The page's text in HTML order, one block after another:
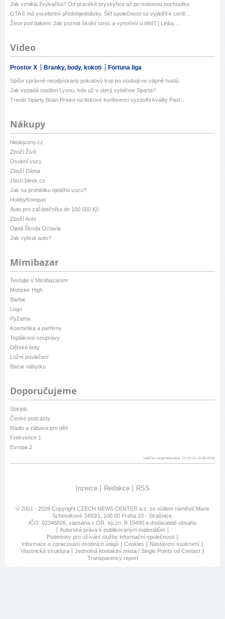
Jak vznikla žvýkačka? Od pravěké pryskyřice až po mátovou pochoutku
GTA 6 má excelentní předobjednávky. Šéf společnosti se vyjádřil k ceně...
Život pod tlakem: Jak poznat školní stres a vyhoření u dětí? | Linka ...
Video
Prostor X Branky, body, kokoti Fortuna liga
Spíše správně neodpískaný pokutový kop po souboji ve vápně hostů
Jak vypadá stadion Lyonu, kde už v úterý vyběhne Sparta?
Trenér Sparty Brian Priske na tiskové konferenci vyzdvihl kvality Pavl...
Nákupy
hledejceny.cz
Zboží Živě
Osobní vozy
Zboží Dáma
zbozi.blesk.cz
Jak na prohlídku ojetého vozu?
HobbyKompas
Auto pro začátečníka do 100 000 Kč
Zboží Auto
Ojetá Škoda Octavia
Jak vybrat auto?
Mimibazar
Testujte s Mimibazarem
Monster High
Barbie
Lego
Pyžama
Kosmetika a parfémy
Teplákové soupravy
Dětské boty
Ložní povlečení
Bazar nábytku
Doporučujeme
Starjob
České podcasty
Rádio a zábava pro děti
Frekvence 1
Evropa 2
patička vygenerovaná: 21:10:14 10.08.2026
Inzerce Redakce RSS
© 2001 - 2026 Copyright CZECH NEWS CENTER a.s. se sídlem náměstí Marie
Schmolkové 3493/1, 100 00 Praha 10 - Strašnice,
IČO: 02346826, zapsána v OR, sp.zn. B 19490 a dodavatelé obsahu
Autorská práva k publikovaným materiálům
Podmínky pro užívání služby informační společnosti
Informace o zpracování osobních údajů
Cookies
Nastavení soukromí
Vlastnická struktura
Jednotná kontaktní místa / Single Points od Contact
Transparency report